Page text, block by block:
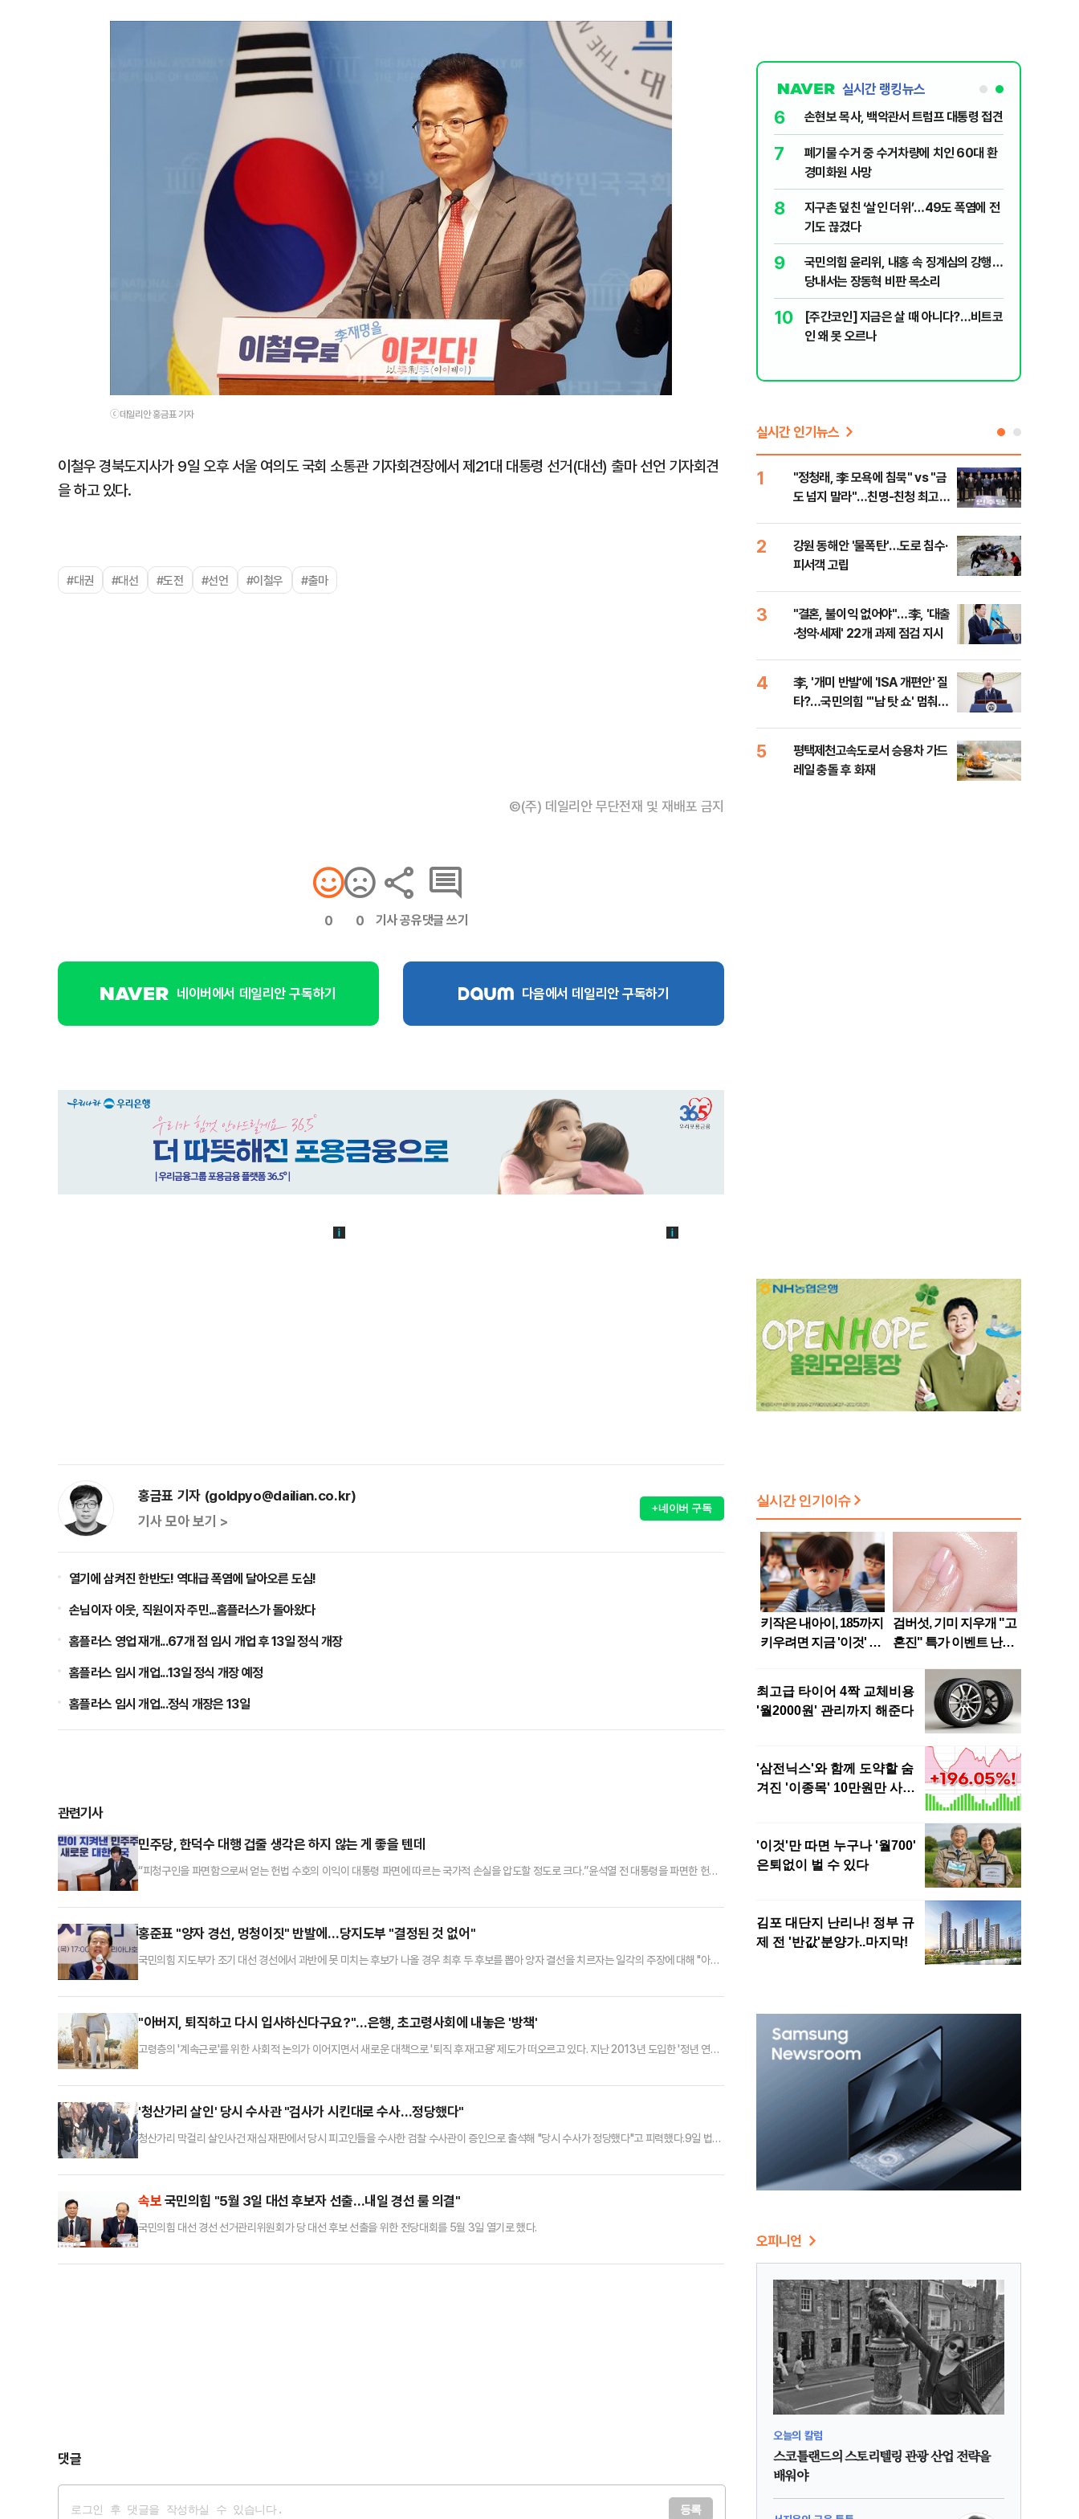
ⓒ데일리안 홍금표 기자
이철우 경북도지사가 9일 오후 서울 여의도 국회 소통관 기자회견장에서 제21대 대통령 선거(대선) 출마 선언 기자회견
을 하고 있다.
#대권 #대선 #도전 #선언 #이철우 #출마
©(주) 데일리안 무단전재 및 재배포 금지
0 0 기사 공유댓글 쓰기
네이버에서 데일리안 구독하기 다음에서 데일리안 구독하기
홍금표 기자 (goldpyo@dailian.co.kr)
기사 모아 보기 >
+네이버 구독
열기에 삼켜진 한반도! 역대급 폭염에 달아오른 도심!
손님이자 이웃, 직원이자 주민...홈플러스가 돌아왔다
홈플러스 영업 재개...67개 점 임시 개업 후 13일 정식 개장
홈플러스 임시 개업...13일 정식 개장 예정
홈플러스 임시 개업...정식 개장은 13일
관련기사
민주당, 한덕수 대행 겁줄 생각은 하지 않는 게 좋을 텐데
“피청구인을 파면함으로써 얻는 헌법 수호의 이익이 대통령 파면에 따르는 국가적 손실을 압도할 정도로 크다.”윤석열 전 대통령을 파면한 헌법
금해진다.어쨌든 더불어민주당으로서는 실로 오래고 집요했던 투쟁 끝에 현직 대통령을 자리에서 몰아내는 데 성공했다. 지금 이미 윤석열 전 대
홍준표 "양자 경선, 멍청이짓" 반발에…당지도부 "결정된 것 없어"
국민의힘 지도부가 조기 대선 경선에서 과반에 못 미치는 후보가 나올 경우 최후 두 후보를 뽑아 양자 결선을 치르자는 일각의 주장에 대해 "아직
구도로 몰아간다는 지적이 나왔다'는 물음에 "양자 경선에 대해 확정된 건 없다"고 답했다.앞서 일부 언론은 국민의힘이 이번 대선 본경선에서 4
"아버지, 퇴직하고 다시 입사하신다구요?"…은행, 초고령사회에 내놓은 '방책'
고령층의 '계속근로'를 위한 사회적 논의가 이어지면서 새로운 대책으로 '퇴직 후 재고용' 제도가 떠오르고 있다. 지난 2013년 도입한 '정년 연
로 고심하고 있는 분위기다.8일 금융권에 따르면 초고령사회 진입하면서 은행권에서도 고령층 계속근로에 대한 고민이 깊어지고 있다.고령층 계
'청산가리 살인' 당시 수사관 "검사가 시킨대로 수사…정당했다"
청산가리 막걸리 살인사건 재심 재판에서 당시 피고인들을 수사한 검찰 수사관이 증인으로 출석해 "당시 수사가 정당했다"고 피력했다.9일 법조
들을 수사한 검찰 수사관 C씨를 증인 신문했다.앞서 재심 개시 여부를 판단한 재판부는 "당시 수사 검사가 진술의 앞뒤가 안 맞는 정황을 꿰맞추
속보국민의힘 "5월 3일 대선 후보자 선출…내일 경선 룰 의결"
국민의힘 대선 경선 선거관리위원회가 당 대선 후보 선출을 위한 전당대회를 5월 3일 열기로 했다.
댓글
실시간 랭킹뉴스
신동엽의 ‘농담’으로 드러난 대학로에 대한
‘대중적 편견’ [이슈]
3
"정청래, 李 모욕에 침묵" vs "금도 넘지
말라"…친명-친청 최고위원 후보, 제주서
격돌
4
강원 동해안 '물폭탄'…도로 침수·피서객
고립
5
‘탄약 고갈 보도’에 격노한 트럼프 “유출자
색출하라”
6 손현보 목사, 백악관서 트럼프 대통령 접견
7
폐기물 수거 중 수거차량에 치인 60대 환
경미화원 사망
8
지구촌 덮친 ‘살인 더위’…49도 폭염에 전
기도 끊겼다
9
국민의힘 윤리위, 내홍 속 징계심의 강행…
당내서는 장동혁 비판 목소리
10
[주간코인] 지금은 살 때 아니다?…비트코
인 왜 못 오르나
실시간 인기뉴스
1
"정청래, 李 모욕에 침묵" vs "금
도 넘지 말라"…친명-친청 최고위
2
강원 동해안 '물폭탄'…도로 침수·
피서객 고립
3
"결혼, 불이익 없어야"…李, '대출
·청약·세제' 22개 과제 점검 지시
4
李, '개미 반발'에 'ISA 개편안' 질
타?…국민의힘 "'남 탓 쇼' 멈춰
5
평택제천고속도로서 승용차 가드
레일 충돌 후 화재
오피니언
오늘의 칼럼
스코틀랜드의 스토리텔링 관광 산업 전략을
배워야